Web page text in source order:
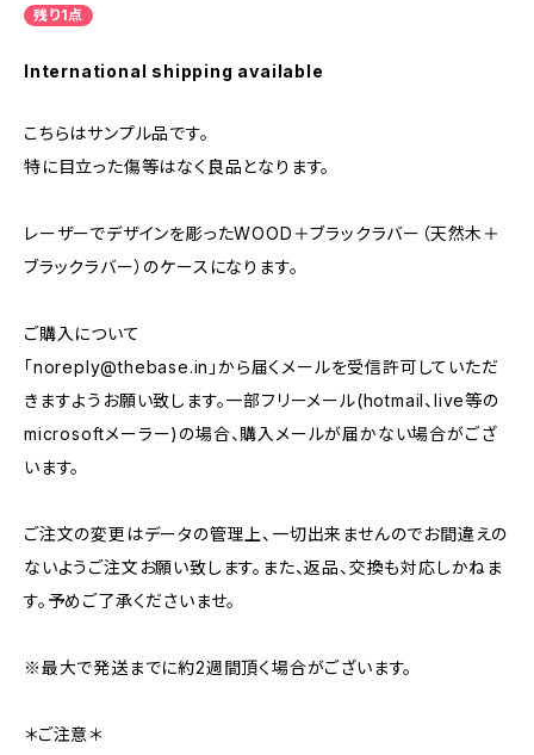
残り1点
International shipping available
こちらはサンプル品です。
特に目立った傷等はなく良品となります。
レーザーでデザインを彫ったWOOD＋ブラックラバー（天然木＋
ブラックラバー）のケースになります。
ご購入について
「noreply@thebase.in 」から届くメールを受信許可していただ
きますようお願い致します。一部フリーメール(hotmail、live等の
microsoftメーラー)の場合、購入メールが届かない場合がござ
います。
ご注文の変更はデータの管理上、一切出来ませんのでお間違えの
ないようご注文お願い致します。また、返品、交換も対応しかねま
す。予めご了承くださいませ。
※最大で発送までに約2週間頂く場合がございます。
＊ご注意＊